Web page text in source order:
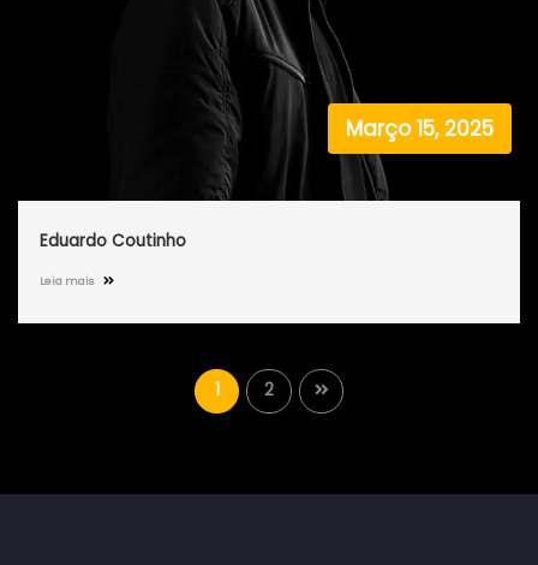
Março 15, 2025
Eduardo Coutinho
Leia mais
1 2